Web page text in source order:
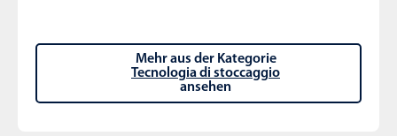
Mehr aus der Kategorie
Tecnologia di stoccaggio
ansehen